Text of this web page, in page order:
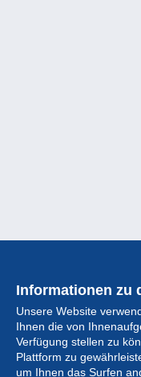
Informationen zu
Unsere Website
Ihnen die von
Verfügung stellen zu
Plattform zu
um Ihnen das Surfen